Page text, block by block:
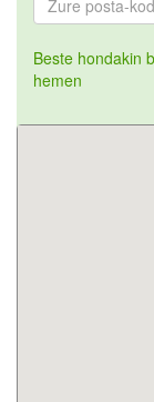
Beste hondakin
hemen